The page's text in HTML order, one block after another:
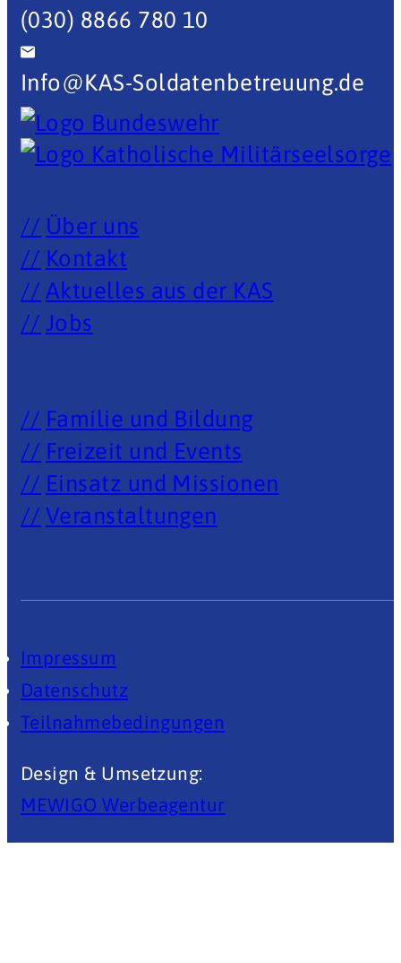
Kontaktieren Sie uns gerne.
(030) 8866 780 10
Info@KAS-Soldatenbetreuung.de
Über uns
Kontakt
Familie und Bildung
Freizeit und Events
Impressum
Datenschutz
Teilnahmebedingungen
Design & Umsetzung: